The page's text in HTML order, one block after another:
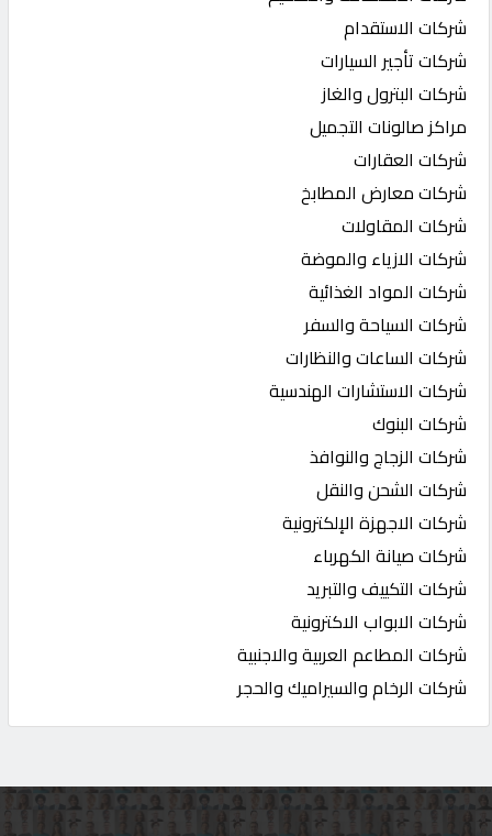
شركات الاستقدام
شركات تأجير السيارات
شركات البترول والغاز
مراكز صالونات التجميل
شركات العقارات
شركات معارض المطابخ
شركات المقاولات
شركات الازياء والموضة
شركات المواد الغذائية
شركات السياحة والسفر
شركات الساعات والنظارات
شركات الاستشارات الهندسية
شركات البنوك
شركات الزجاج والنوافذ
شركات الشحن والنقل
شركات الاجهزة الإلكترونية
شركات صيانة الكهرباء
شركات التكييف والتبريد
شركات الابواب الاكترونية
شركات المطاعم العربية والاجنبية
شركات الرخام والسيراميك والحجر